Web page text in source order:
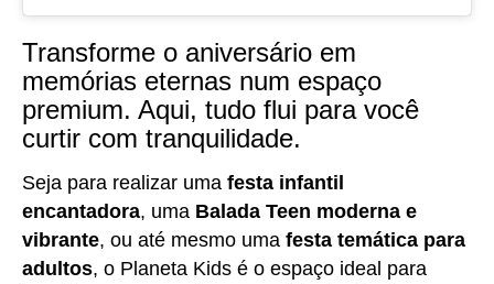
Transforme o aniversário em
memórias eternas num espaço
premium. Aqui, tudo flui para você
curtir com tranquilidade.
Seja para realizar uma festa infantil
encantadora, uma Balada Teen moderna e
vibrante, ou até mesmo uma festa temática para
adultos, o Planeta Kids é o espaço ideal para